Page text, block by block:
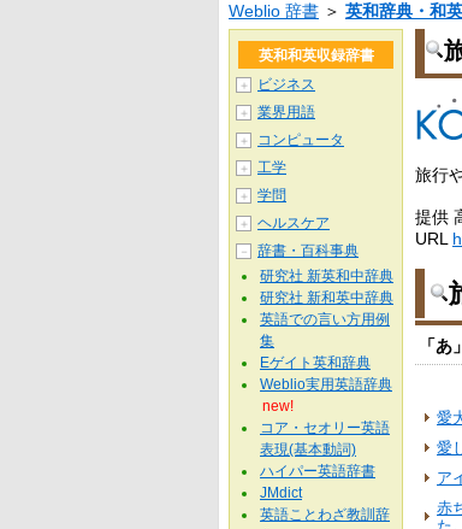
Weblio 辞書 ＞ 英和辞典・和
旅行
提供
URL
「
愛
愛
ア
赤
英和和英収録辞書
＋ ビジネス
＋ 業界用語
＋ コンピュータ
＋ 工学
＋ 学問
＋ ヘルスケア
－
辞書・百科事典
研究社 新英和中辞典
研究社 新和英中辞典
英語での言い方用例
集
Eゲイト英和辞典
Weblio実用英語辞典
new!
コア・セオリー英語
表現(基本動詞)
ハイパー英語辞書
JMdict
英語ことわざ教訓辞